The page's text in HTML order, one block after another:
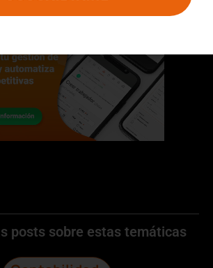
posts sobre estas temáticas